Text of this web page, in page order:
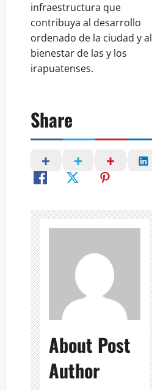
infraestructura que
contribuya al desarrollo
ordenado de la ciudad y al
bienestar de las y los
irapuatenses.
Share
About Post
Author